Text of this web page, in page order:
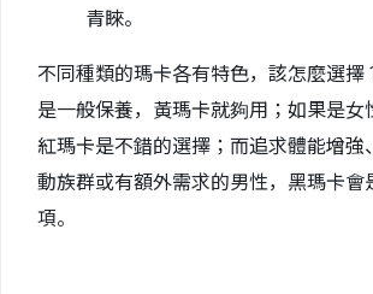
青睞。
不同種類的瑪卡各有特色，該怎麼選擇
是一般保養，黃瑪卡就夠用；如果是女
紅瑪卡是不錯的選擇；而追求體能增強
動族群或有額外需求的男性，黑瑪卡會
項。